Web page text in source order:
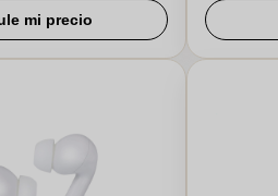
mi precio